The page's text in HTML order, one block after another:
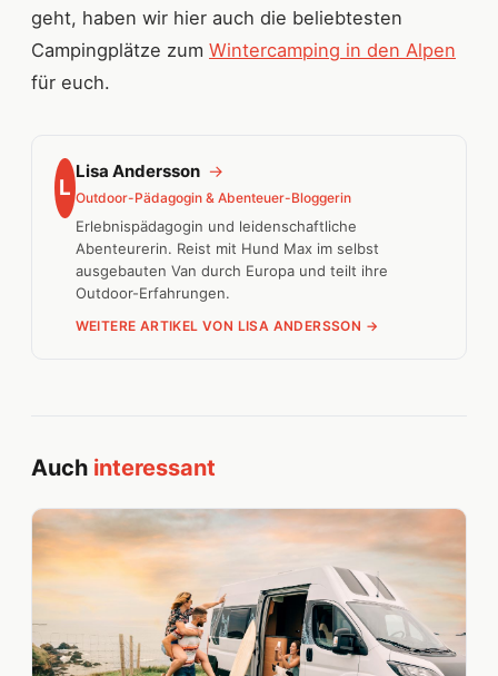
geht, haben wir hier auch die beliebtesten
Campingplätze zum Wintercamping in den Alpen
für euch.
L
Lisa Andersson →
Outdoor-Pädagogin & Abenteuer-Bloggerin
Erlebnispädagogin und leidenschaftliche
Abenteurerin. Reist mit Hund Max im selbst
ausgebauten Van durch Europa und teilt ihre
Outdoor-Erfahrungen.
WEITERE ARTIKEL VON LISA ANDERSSON →
Auch interessant